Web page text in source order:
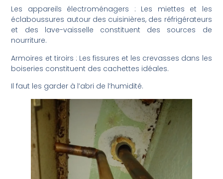
Les appareils électroménagers : Les miettes et les
éclaboussures autour des cuisinières, des réfrigérateurs
et des lave-vaisselle constituent des sources de
nourriture.
Armoires et tiroirs : Les fissures et les crevasses dans les
boiseries constituent des cachettes idéales.
Il faut les garder à l’abri de l’humidité.